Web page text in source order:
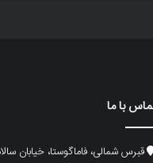
با ما
قبرس شمالی، فاماگوستا، خیابان